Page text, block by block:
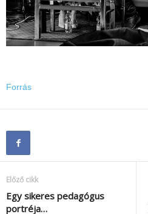
Forrás
Előző cikk
Egy sikeres pedagógus
portréja…